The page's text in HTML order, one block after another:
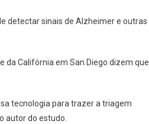
detectar sinais de Alzheimer e outras
da Califórnia em San Diego dizem que
tecnologia para trazer a triagem
autor do estudo.